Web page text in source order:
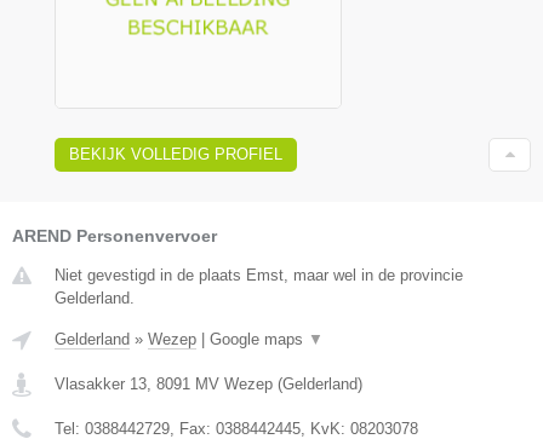
BEKIJK VOLLEDIG PROFIEL
AREND Personenvervoer
Niet gevestigd in de plaats Emst, maar wel in de provincie
Gelderland.
Gelderland » Wezep Google maps ▼
Vlasakker 13 8091 MV Wezep (Gelderland)
Tel: 0388442729 , Fax: 0388442445 , KvK: 08203078